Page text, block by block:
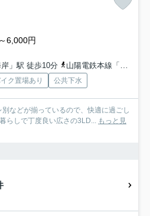
6,000円
」駅 徒歩10分
山陽電鉄本線「西新町」駅 徒歩18分
ク置場あり 公共下水
などが揃っているので、快適に過ごし
らしで丁度良い広さの3LD... もっと見